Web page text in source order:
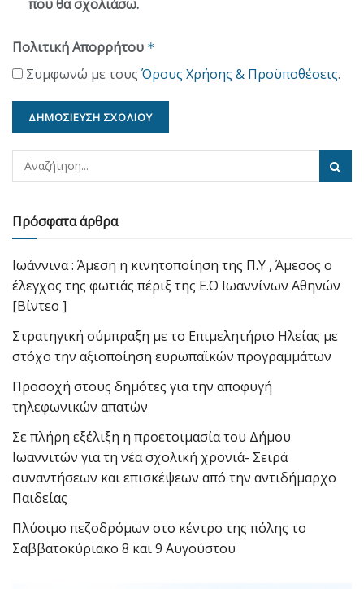
που θα σχολιάσω.
Πολιτική Απορρήτου *
Συμφωνώ με τους Όρους Χρήσης & Προϋποθέσεις.
Πρόσφατα άρθρα
Ιωάννινα : Άμεση η κινητοποίηση της Π.Υ , Άμεσος ο
έλεγχος της φωτιάς πέριξ της Ε.Ο Ιωαννίνων Αθηνών
[Βίντεο ]
Στρατηγική σύμπραξη με το Επιμελητήριο Ηλείας με
στόχο την αξιοποίηση ευρωπαϊκών προγραμμάτων
Προσοχή στους δημότες για την αποφυγή
τηλεφωνικών απατών
Σε πλήρη εξέλιξη η προετοιμασία του Δήμου
Ιωαννιτών για τη νέα σχολική χρονιά- Σειρά
συναντήσεων και επισκέψεων από την αντιδήμαρχο
Παιδείας
Πλύσιμο πεζοδρόμων στο κέντρο της πόλης το
Σαββατοκύριακο 8 και 9 Αυγούστου